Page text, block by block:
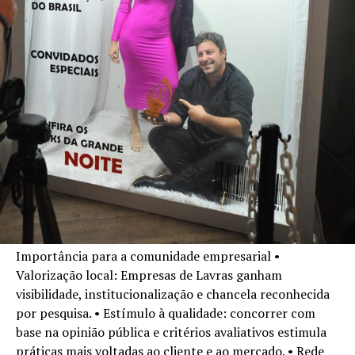
Importância para a comunidade empresarial •
Valorização local: Empresas de Lavras ganham
visibilidade, institucionalização e chancela reconhecida
por pesquisa. • Estímulo à qualidade: concorrer com
base na opinião pública e critérios avaliativos estimula
práticas mais voltadas ao cliente e ao mercado. • Rede